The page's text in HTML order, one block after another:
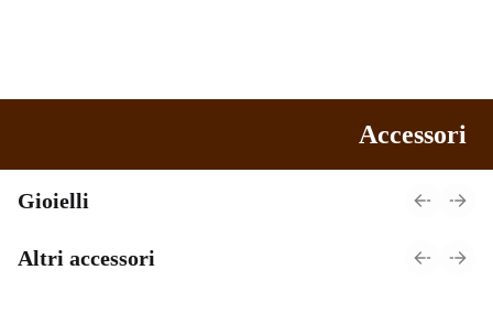
Giacche
Maglie
Top Buddha
Completo Buddha
Accessori
Gioielli
Altri accessori